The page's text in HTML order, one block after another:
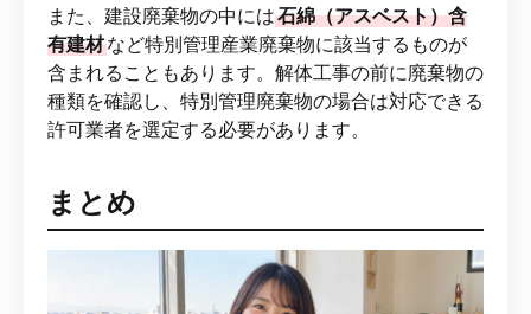
また、建設廃棄物の中には石綿（アスベスト）含
有建材など特別管理産業廃棄物に該当するものが
含まれることもあります。解体工事の前に廃棄物の
種類を確認し、特別管理廃棄物の場合は対応できる
許可業者を選定する必要があります。
まとめ